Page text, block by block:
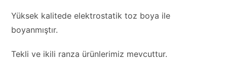
Yüksek kalitede elektrostatik toz boya ile
boyanmıştır.
Tekli ve ikili ranza ürünlerimiz mevcuttur.